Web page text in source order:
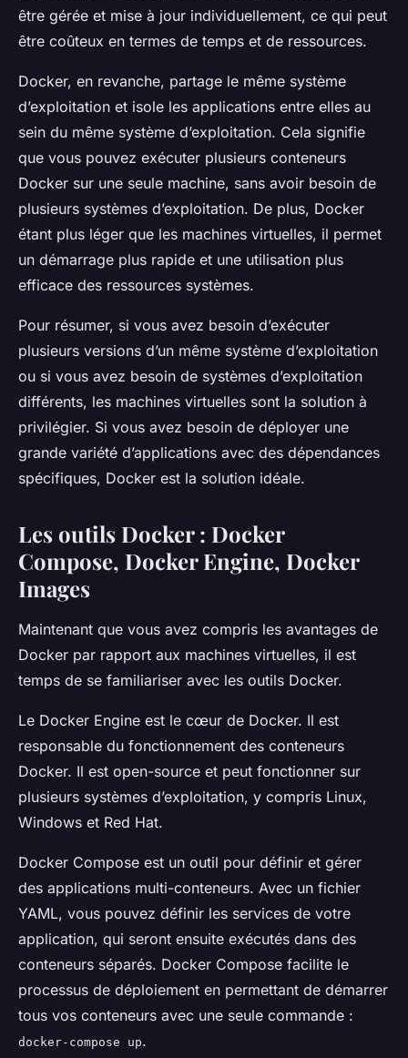
être gérée et mise à jour individuellement, ce qui peut
être coûteux en termes de temps et de ressources.
Docker, en revanche, partage le même système
d’exploitation et isole les applications entre elles au
sein du même système d’exploitation. Cela signifie
que vous pouvez exécuter plusieurs conteneurs
Docker sur une seule machine, sans avoir besoin de
plusieurs systèmes d’exploitation. De plus, Docker
étant plus léger que les machines virtuelles, il permet
un démarrage plus rapide et une utilisation plus
efficace des ressources systèmes.
Pour résumer, si vous avez besoin d’exécuter
plusieurs versions d’un même système d’exploitation
ou si vous avez besoin de systèmes d’exploitation
différents, les machines virtuelles sont la solution à
privilégier. Si vous avez besoin de déployer une
grande variété d’applications avec des dépendances
spécifiques, Docker est la solution idéale.
Les outils Docker : Docker
Compose, Docker Engine, Docker
Images
Maintenant que vous avez compris les avantages de
Docker par rapport aux machines virtuelles, il est
temps de se familiariser avec les outils Docker.
Le Docker Engine est le cœur de Docker. Il est
responsable du fonctionnement des conteneurs
Docker. Il est open-source et peut fonctionner sur
plusieurs systèmes d’exploitation, y compris Linux,
Windows et Red Hat.
Docker Compose est un outil pour définir et gérer
des applications multi-conteneurs. Avec un fichier
YAML, vous pouvez définir les services de votre
application, qui seront ensuite exécutés dans des
conteneurs séparés. Docker Compose facilite le
processus de déploiement en permettant de démarrer
tous vos conteneurs avec une seule commande :
docker-compose up.